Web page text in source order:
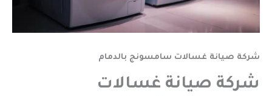
شركة صيانة غسالات سامسونج بالدمام
شركة صيانة غسالات